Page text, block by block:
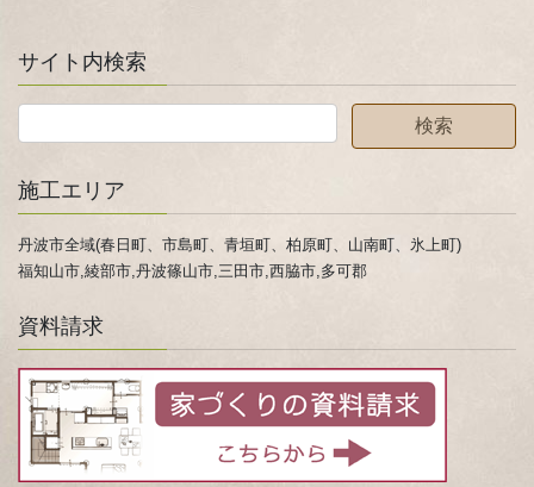
サイト内検索
施工エリア
丹波市全域(春日町、市島町、青垣町、柏原町、山南町、氷上町)
福知山市,綾部市,丹波篠山市,三田市,西脇市,多可郡
資料請求